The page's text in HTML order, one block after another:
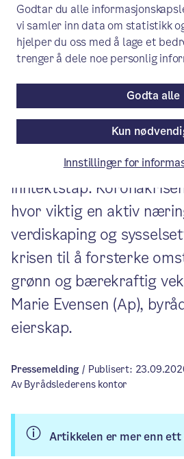
kommune
– Byrådet vil at Oslo
verdens mest
innovative byer.
Oslos næringsliv særlig
Arbeidsledigheten har
deler av næringslivet
inntektstap.
hvor viktig en aktiv
verdiskaping og
krisen til å forsterke
grønn og bærekraftig
Marie Evensen (Ap),
eierskap.
Pressemelding/ Publisert:
Av Byrådslederens kontor
Artikkelen er mer enn ett
Godtar du alle
vi samler inn data om statistikk
hjelper du oss med å lage et
trenger å dele noe personlig
Kun
Godta alle
Innstillinger for